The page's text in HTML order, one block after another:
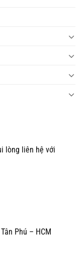
lòng liên hệ với
Phú – HCM